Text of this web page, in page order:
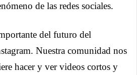
de las redes sociales.
del futuro del
Nuestra comunidad nos
hacer y ver videos cortos y